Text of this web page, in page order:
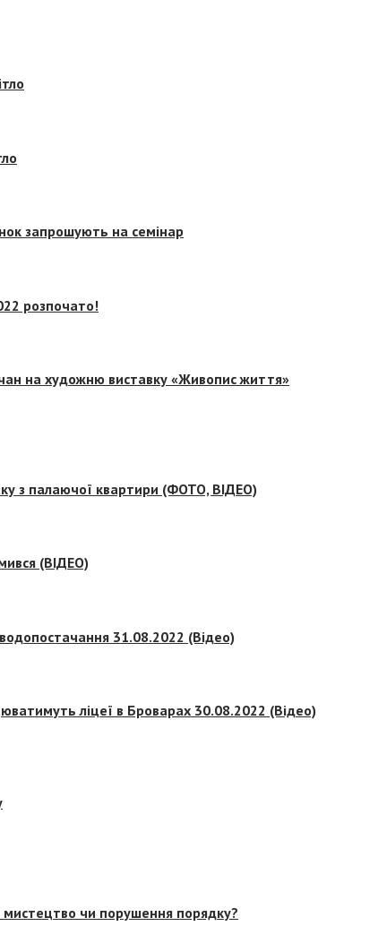
запрошують на семінар
розпочато!
на художню виставку «Живопис життя»
з палаючої квартири (ФОТО, ВІДЕО)
(ВІДЕО)
31.08.2022 (Відео)
ліцеї в Броварах 30.08.2022 (Відео)
мистецтво чи порушення порядку?